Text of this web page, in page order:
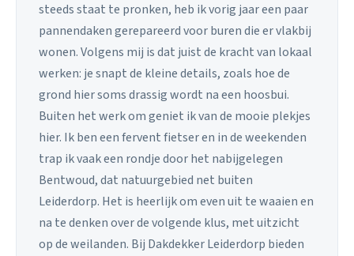
steeds staat te pronken, heb ik vorig jaar een paar
pannendaken gerepareerd voor buren die er vlakbij
wonen. Volgens mij is dat juist de kracht van lokaal
werken: je snapt de kleine details, zoals hoe de
grond hier soms drassig wordt na een hoosbui.
Buiten het werk om geniet ik van de mooie plekjes
hier. Ik ben een fervent fietser en in de weekenden
trap ik vaak een rondje door het nabijgelegen
Bentwoud, dat natuurgebied net buiten
Leiderdorp. Het is heerlijk om even uit te waaien en
na te denken over de volgende klus, met uitzicht
op de weilanden. Bij Dakdekker Leiderdorp bieden